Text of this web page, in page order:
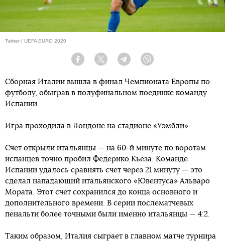
Twitter / UEFA EURO 2020
Facebook Twitter Telegram
Сборная Италии вышла в финал Чемпионата Европы по
футболу, обыграв в полуфинальном поединке команду
Испании.
Игра проходила в Лондоне на стадионе «Уэмбли».
Счет открыли итальянцы — на 60-й минуте по воротам
испанцев точно пробил Федерико Кьеза. Команде
Испании удалось сравнять счет через 21 минуту — это
сделал нападающий итальянского «Ювентуса» Альваро
Мората. Этот счет сохранился до конца основного и
дополнительного времени. В серии послематчевых
пенальти более точными были именно итальянцы — 4:2.
Таким образом, Италия сыграет в главном матче турнира